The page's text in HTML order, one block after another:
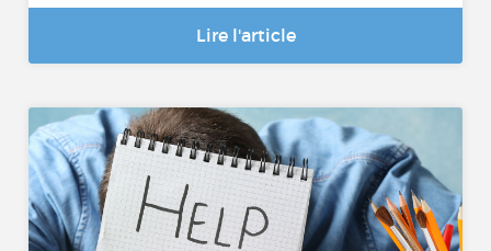
Lire l'article